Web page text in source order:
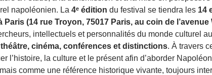
napoléonien. La 4ᵉ édition du festival se tiendra les 14
Paris (14 rue Troyon, 75017 Paris, au coin de l’avenue
intellectuels et personnalités du monde culturel
théâtre, cinéma, conférences et distinctions. À travers
l’histoire, la culture et le présent afin d’aborder
comme une référence historique vivante, toujours